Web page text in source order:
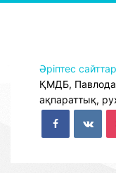
Әріптес сайттар
ҚМДБ,
ақпараттық,